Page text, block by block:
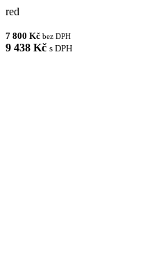
red
7 800 Kč bez DPH
9 438 Kč s DPH